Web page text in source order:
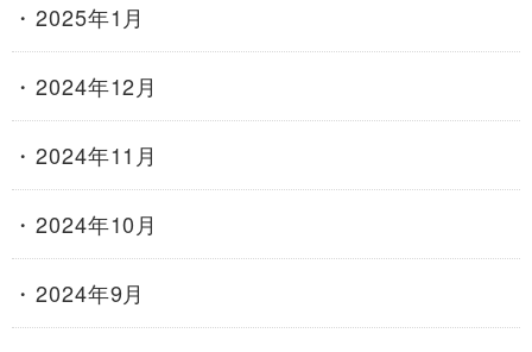
2025年1月
2024年12月
2024年11月
2024年10月
2024年9月